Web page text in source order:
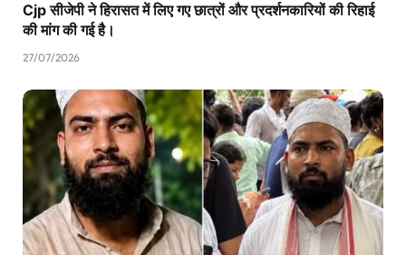
Cjp सीजेपी ने हिरासत में लिए गए छात्रों और प्रदर्शनकारियों की रिहाई
की मांग की गई है।
27/07/2026